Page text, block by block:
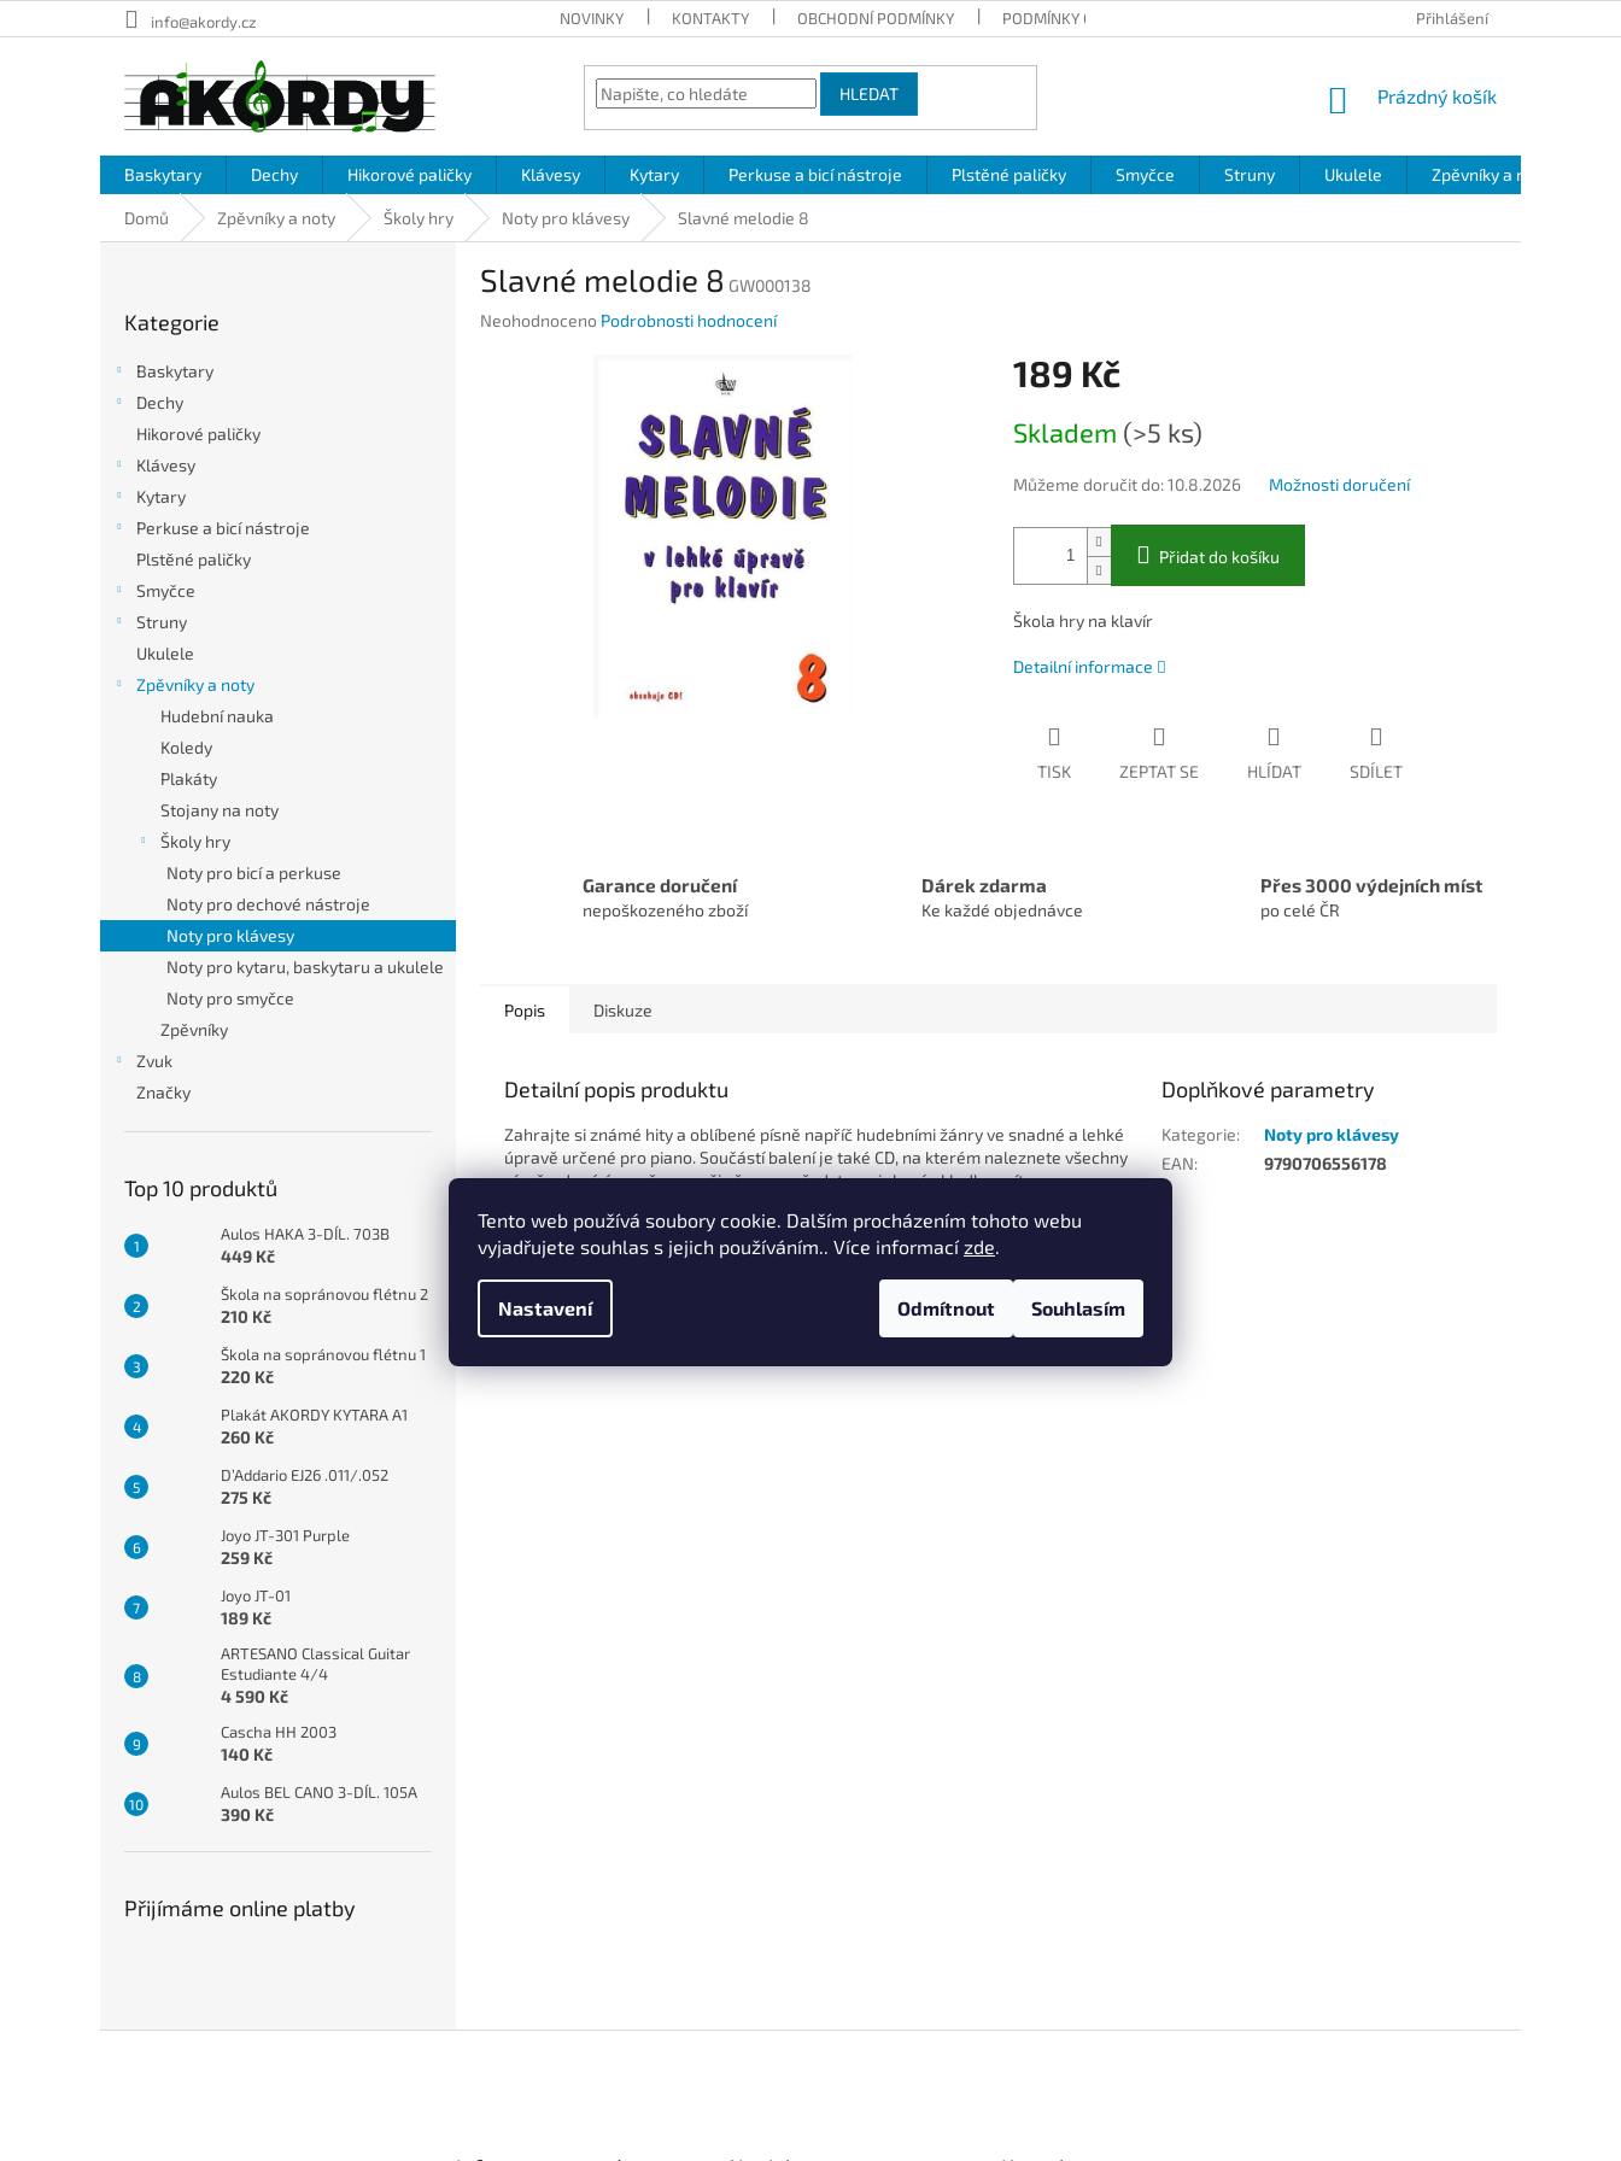
Tento web používá soubory cookie. Dalším procházením tohoto webu
vyjadřujete souhlas s jejich používáním.. Více informacízde.
Nastavení Odmítnout Souhlasím
na
info@akordy.cz NOVINKY KONTAKTY OBCHODNÍ PODMÍNKY PODMÍNKY OCHRANY OSOBNÍCH ÚDAJŮ Přihlášení
HLEDAT
NÁKUPNÍ
Prázdný košík
Baskytary Dechy Hikorové paličky Klávesy Kytary Perkuse a bicí nástroje Plstěné paličky Smyčce Struny Ukulele Zpěvníky a noty
Domů Zpěvníky a noty Školy hry Noty pro klávesy Slavné melodie 8
kategorie
Kategorie
Baskytary
Dechy
Hikorové paličky
Klávesy
Kytary
Perkuse a bicí nástroje
Plstěné paličky
Smyčce
Struny
Ukulele
Zpěvníky a noty
Hudební nauka
Koledy
Plakáty
Stojany na noty
Školy hry
Noty pro bicí a perkuse
Noty pro dechové nástroje
Noty pro klávesy
Noty pro kytaru, baskytaru a ukulele
Noty pro smyčce
Zpěvníky
Zvuk
Značky
Top 10 produktů
Aulos HAKA 3-DÍL. 703B
449 Kč
Škola na sopránovou flétnu 2
210 Kč
Škola na sopránovou flétnu 1
220 Kč
Plakát AKORDY KYTARA A1
260 Kč
D’Addario EJ26 .011/.052
275 Kč
Joyo JT-301 Purple
259 Kč
Joyo JT-01
189 Kč
ARTESANO Classical Guitar
Estudiante 4/4
4 590 Kč
Cascha HH 2003
140 Kč
Aulos BEL CANO 3-DÍL. 105A
390 Kč
Přijímáme online platby
Slavné melodie 8 GW000138
Průměrné
Neohodnoceno Podrobnosti hodnocení
189 Kč
cena:
Skladem (>5 ks)
Můžeme doručit do: 10.8.2026 Možnosti doručení
Přidat do košíku
Škola hry na klavír
Detailní informace
TISK ZEPTAT SE HLÍDAT SDÍLET
Garance doručení
nepoškozeného zboží
Dárek zdarma
Ke každé objednávce
Přes 3000 výdejních míst
po celé ČR
Popis Diskuze
Detailní popis produktu
Zahrajte si známé hity a oblíbené písně napříč hudebními žánry ve snadné a lehké
úpravě určené pro piano. Součástí balení je také CD, na kterém naleznete všechny
písně v dané úpravě pro vaši přesnou představu, jak má skladba znít.
Specifikace:
Vhodné pro: Kytaru/Klavír
Formát: Sešit + CD
Doplňkové parametry
Kategorie:
Noty pro klávesy
EAN: 9790706556178